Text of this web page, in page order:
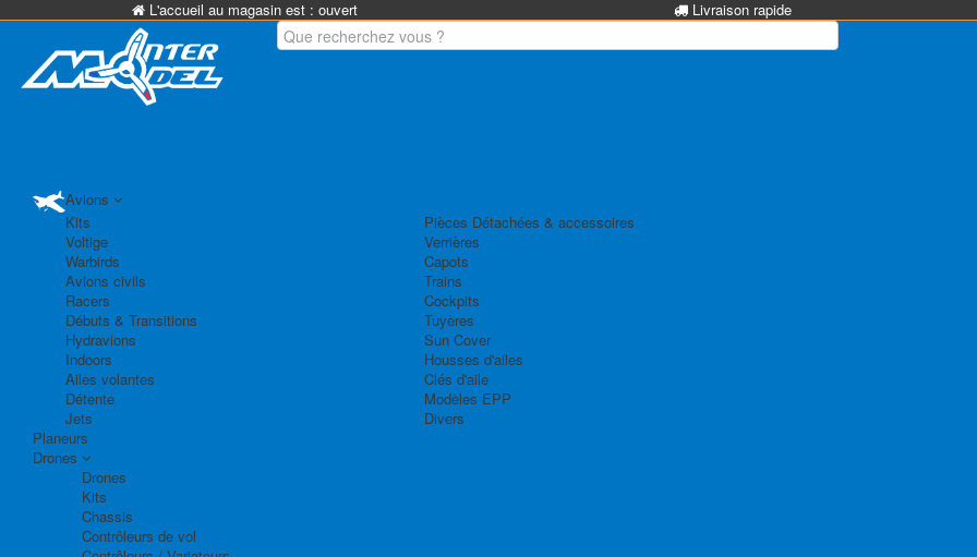
L'accueil au magasin est : ouvert Livraison rapide
Avions
Kits
Voltige
Warbirds
Avions civils
Racers
Débuts & Transitions
Hydravions
Indoors
Ailes volantes
Détente
Jets
Pièces Détachées & accessoires
Verrières
Capots
Trains
Cockpits
Tuyères
Sun Cover
Housses d'ailes
Clés d'aile
Modèles EPP
Divers
Planeurs
Drones
Drones
Kits
Chassis
Contrôleurs de vol